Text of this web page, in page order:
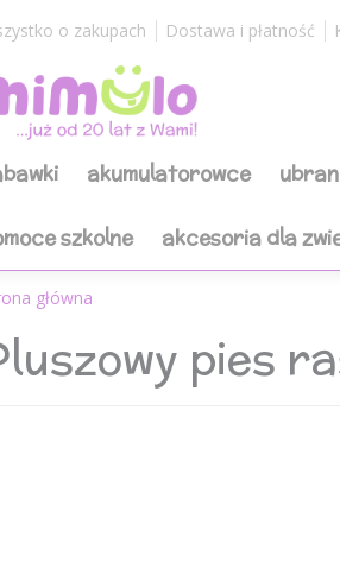
o zakupach Dostawa i płatność
akumulatorowce
szkolne akcesoria dla
główna
pies